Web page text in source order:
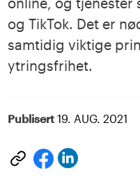
og TikTok. Det er
samtidig viktige
ytringsfrihet.
Publisert 19. AUG. 2021
Del Del